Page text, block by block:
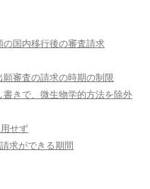
の国内移行後の審査請求
審査の請求の時期の制限
書きで、微生物学的方法を除外
せず
求ができる期間